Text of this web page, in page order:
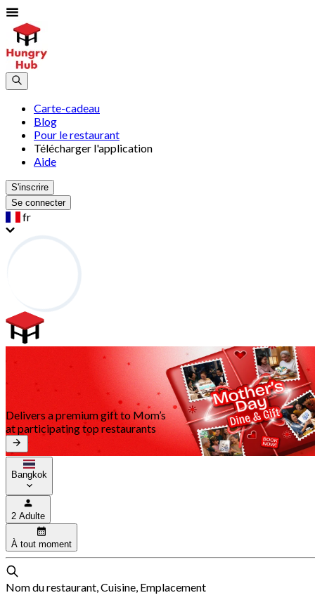
Carte-cadeau
Blog
Pour le restaurant
Télécharger l'application
Aide
S'inscrire
Se connecter
fr
Delivers a premium gift to Mom’s
at participating top restaurants
Bangkok
2 Adulte
À tout moment
Nom du restaurant, Cuisine, Emplacement